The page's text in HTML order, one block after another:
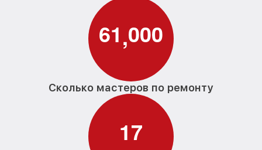
61,000
Сколько мастеров по ремонту
17